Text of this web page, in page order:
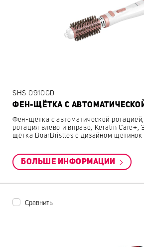
SHS 0910GD
ФЕН-ЩЁТКА С
Фен-щётка с автоматической
ротация влево и вправо, Keratin Care+,
щётка BoarBristles с дизайном щетинок
БОЛЬШЕ ИНФОРМАЦИИ
Сравнить